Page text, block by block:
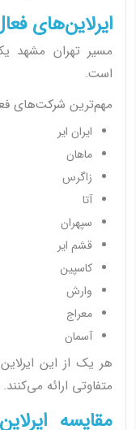
ایرلاین‌های
مسیر تهران مشهد
است.
مهم‌ترین شرکت‌های
ایران ایر
ماهان
زاگرس
آتا
سپهران
قشم ایر
کاسپین
وارش
معراج
آسمان
هر یک از این
متفاوتی ارائه می‌کنند.
مقایسه